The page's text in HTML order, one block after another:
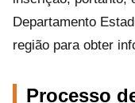
Departamento
região para obter
Processo